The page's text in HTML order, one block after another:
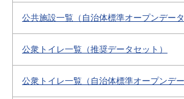
公共施設一覧（自治体標準オープンデータ
公衆トイレ一覧（推奨データセット）
公衆トイレ一覧（自治体標準オープンデー